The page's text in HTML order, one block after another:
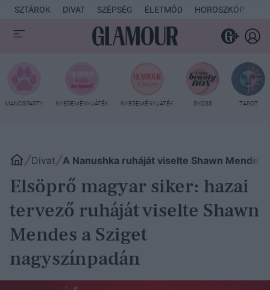
SZTÁROK DIVAT SZÉPSÉG ÉLETMÓD HOROSZKÓP
MANCSPARTY NYEREMÉNYJÁTÉK NYEREMÉNYJÁTÉK SYOSS TAROT
Divat A Nanushka ruháját viselte Shawn Mendes
Elsöprő magyar siker: hazai
tervező ruháját viselte Shawn
Mendes a Sziget
nagyszínpadán